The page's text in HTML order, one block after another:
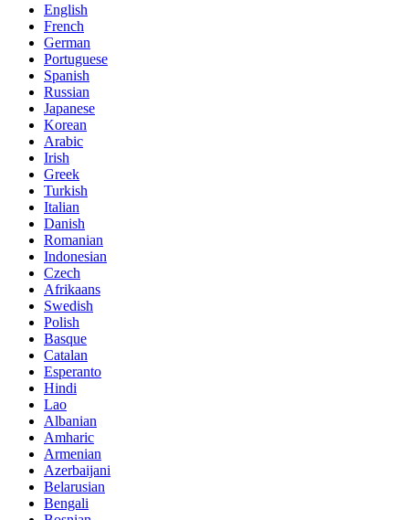
English
French
German
Portuguese
Spanish
Russian
Japanese
Korean
Arabic
Irish
Greek
Turkish
Italian
Danish
Romanian
Indonesian
Czech
Afrikaans
Swedish
Polish
Basque
Catalan
Esperanto
Hindi
Lao
Albanian
Amharic
Armenian
Azerbaijani
Belarusian
Bengali